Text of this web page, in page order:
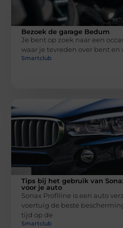
Bezoek de garage Bedum
Je bent op zoek naar een
waar je tevreden over bent en
Smartclub
Tips bij het gebruik van
voor je auto
Sonax Profiline is een auto
voertuig de beste
tijd op de
Smartclub